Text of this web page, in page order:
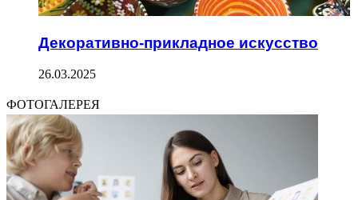
Декоративно-прикладное искусство
26.03.2025
ФОТОГАЛЕРЕЯ